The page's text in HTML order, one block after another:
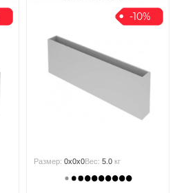
-10%
Размер:0x0x0Вес:5.0 кг